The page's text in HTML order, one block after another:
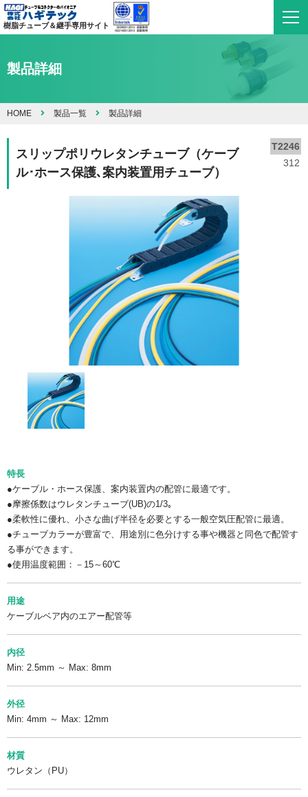
樹脂チューブ＆継手専用サイト
製品詳細
HOME 製品一覧 製品詳細
スリップポリウレタンチューブ（ケーブ
ル･ホース保護､案内装置用チューブ）
T2246
312
特長
●ケーブル・ホース保護、案内装置内の配管に最適です。
●摩擦係数はウレタンチューブ(UB)の1/3｡
●柔軟性に優れ、小さな曲げ半径を必要とする一般空気圧配管に最適。
●チューブカラーが豊富で、用途別に色分けする事や機器と同色で配管す
る事ができます。
●使用温度範囲：－15～60℃
用途
ケーブルベア内のエアー配管等
内径
Min: 2.5mm ～ Max: 8mm
外径
Min: 4mm ～ Max: 12mm
材質
ウレタン（PU）